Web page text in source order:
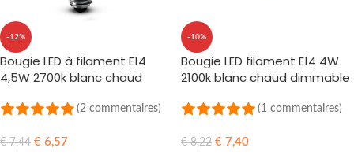
-12%
Bougie LED à filament E14
4,5W 2700k blanc chaud
(2 commentaires)
€7,44 € 6,57
-10%
Bougie LED filament E14 4W
2100k blanc chaud dimmable
(1 commentaires)
€8,22 € 7,40